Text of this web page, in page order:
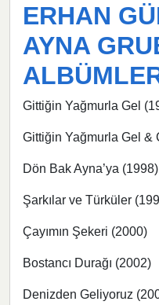
ERHAN
AYNA
Gittiğin Yağmurla Gel
Gittiğin Yağmurla Gel &
Dön Bak Ayna’ya (1998)
Şarkılar ve Türküler
Çayımın Şekeri (2000)
Bostancı Durağı (2002)
Denizden Geliyoruz